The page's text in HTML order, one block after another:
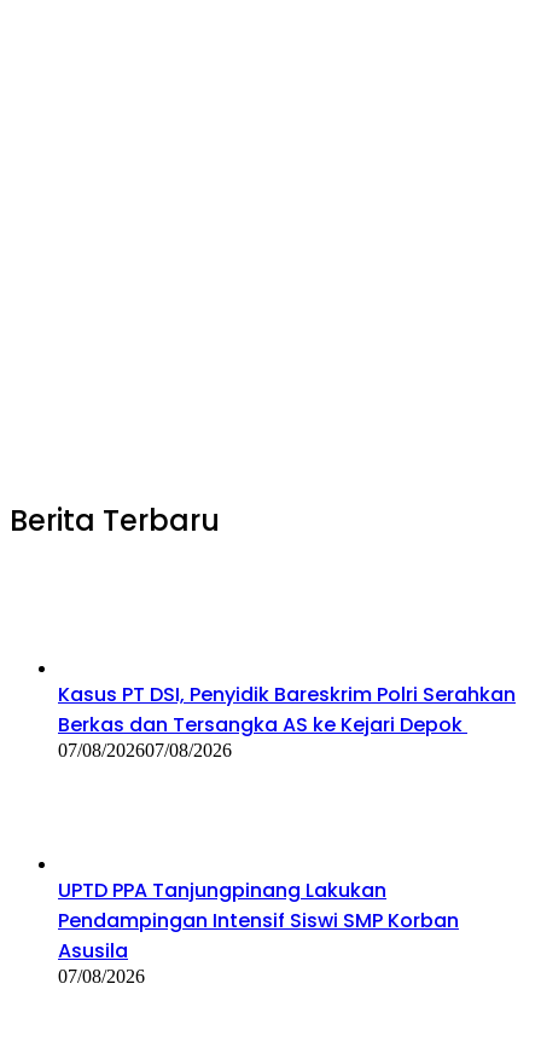
Berita Terbaru
Kasus PT DSI, Penyidik Bareskrim Polri Serahkan
Berkas dan Tersangka AS ke Kejari Depok
07/08/202607/08/2026
UPTD PPA Tanjungpinang Lakukan
Pendampingan Intensif Siswi SMP Korban
Asusila
07/08/2026